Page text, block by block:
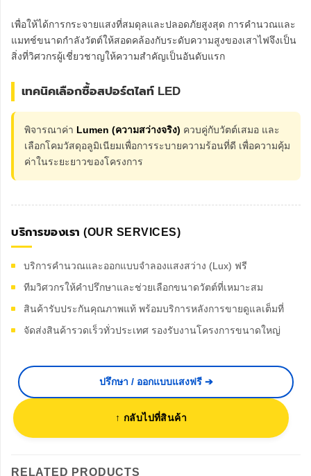
เพื่อให้ได้การกระจายแสงที่สมดุลและปลอดภัยสูงสุด การคำนวณและ
แมทช์ขนาดกำลังวัตต์ให้สอดคล้องกับระดับความสูงของเสาไฟจึงเป็น
สิ่งที่วิศวกรผู้เชี่ยวชาญให้ความสำคัญเป็นอันดับแรก
เทคนิคเลือกซื้อสปอร์ตไลท์ LED
พิจารณาค่า Lumen (ความสว่างจริง) ควบคู่กับวัตต์เสมอ และ
เลือกโคมวัสดุอลูมิเนียมเพื่อการระบายความร้อนที่ดี เพื่อความคุ้ม
ค่าในระยะยาวของโครงการ
บริการของเรา (OUR SERVICES)
บริการคำนวณและออกแบบจำลองแสงสว่าง (Lux) ฟรี
ทีมวิศวกรให้คำปรึกษาและช่วยเลือกขนาดวัตต์ที่เหมาะสม
สินค้ารับประกันคุณภาพแท้ พร้อมบริการหลังการขายดูแลเต็มที่
จัดส่งสินค้ารวดเร็วทั่วประเทศ รองรับงานโครงการขนาดใหญ่
ปรึกษา / ออกแบบแสงฟรี ➔
↑ กลับไปที่สินค้า
RELATED PRODUCTS